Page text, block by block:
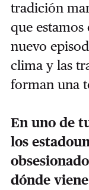
tradición
que
nuevo
clima y las
forman una
En uno de
los
dónde